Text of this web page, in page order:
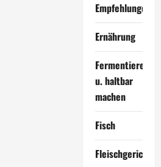
Empfehlungen
Ernährung
Fermentieren
u. haltbar
machen
Fisch
Fleischgerichte